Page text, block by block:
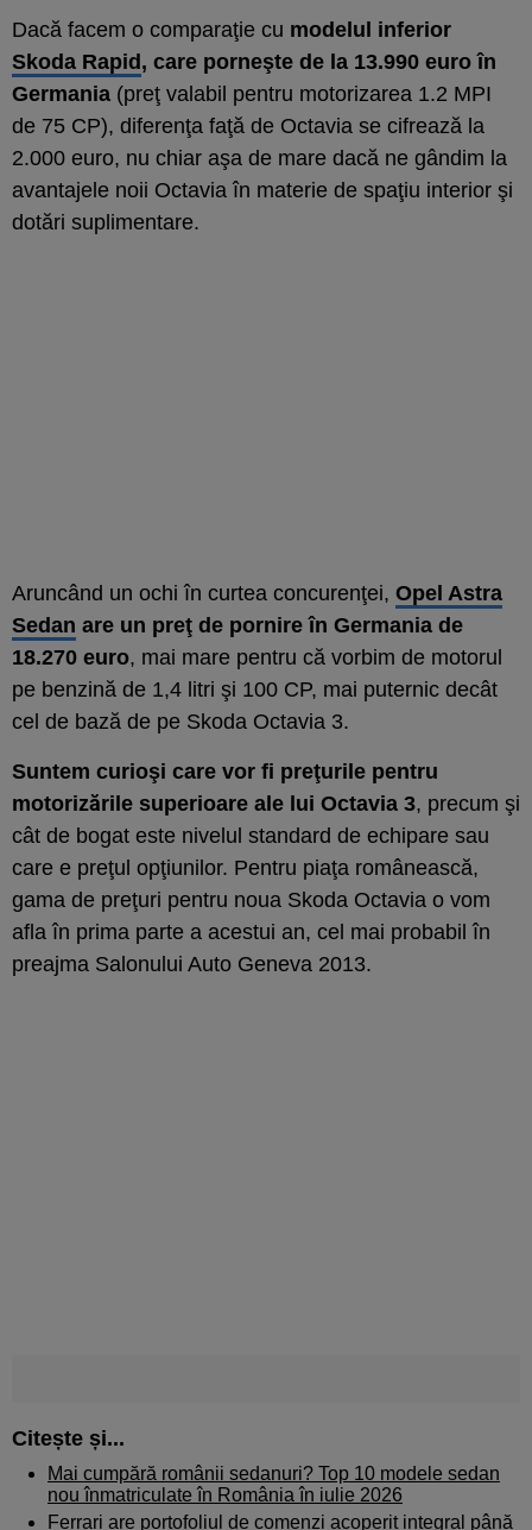
Dacă facem o comparaţie cu modelul inferior
Skoda Rapid, care porneşte de la 13.990 euro în
Germania (preţ valabil pentru motorizarea 1.2 MPI
de 75 CP), diferenţa faţă de Octavia se cifrează la
2.000 euro, nu chiar aşa de mare dacă ne gândim la
avantajele noii Octavia în materie de spaţiu interior şi
dotări suplimentare.
Aruncând un ochi în curtea concurenţei, Opel Astra
Sedan are un preţ de pornire în Germania de
18.270 euro, mai mare pentru că vorbim de motorul
pe benzină de 1,4 litri şi 100 CP, mai puternic decât
cel de bază de pe Skoda Octavia 3.
Suntem curioşi care vor fi preţurile pentru
motorizările superioare ale lui Octavia 3, precum şi
cât de bogat este nivelul standard de echipare sau
care e preţul opţiunilor. Pentru piaţa românească,
gama de preţuri pentru noua Skoda Octavia o vom
afla în prima parte a acestui an, cel mai probabil în
preajma Salonului Auto Geneva 2013.
Citește și...
Mai cumpără românii sedanuri? Top 10 modele sedan
nou înmatriculate în România în iulie 2026
Ferrari are portofoliul de comenzi acoperit integral până